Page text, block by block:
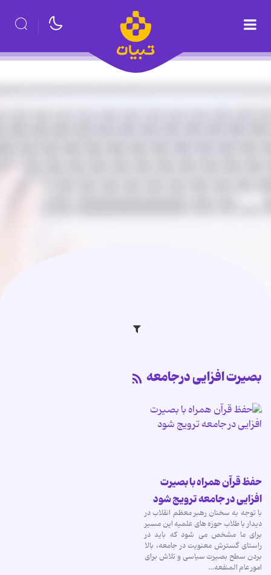
بصیرت افزایی درجامعه
حفظ قرآن همراه با بصیرت
افزایی در جامعه ترویج شود
با توجه به سخنان رهبر معظم انقلاب در
دیدار با طلاب حوزه های علمیه این مسیر
برای ما مشخص می شود که باید در
راستای گسترش معنویت در جامعه، بالا
بردن سطح بصیرت سیاسی و تلاش برای
امور عام المنفعه…